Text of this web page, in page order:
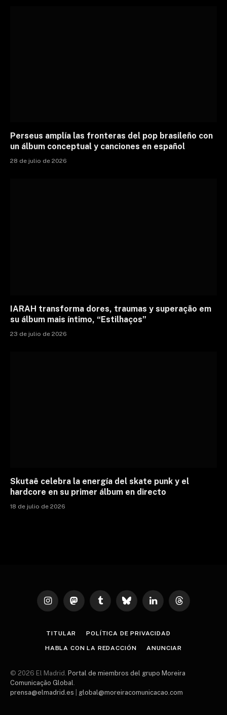
Perseus amplía las fronteras del pop brasileño con
un álbum conceptual y canciones en español
28 de julio de 2026
IARAH transforma dores, traumas y superação em
su álbum mais íntimo, “Estilhaços”
23 de julio de 2026
Skutaê celebra la energía del skate punk y el
hardcore en su primer álbum en directo
18 de julio de 2026
InstagramMastodonTumblr Bluesky LinkedInThreads
TITULAR POLÍTICA DE PRIVACIDAD
HABLA CON LA REDACCIÓN ANUNCIAR
© 2026 El Madrid. Portal de miembros del grupo Moreira
Comunicação Global.
prensa@elmadrid.es
global@moreiracomunicacao.com